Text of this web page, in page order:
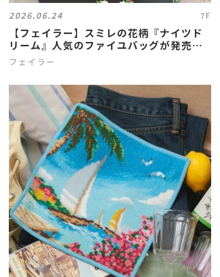
2026.06.24 7F
【フェイラー】スミレの花柄『ナイツド
リーム』人気のファイユバッグが発売さ
れます。
フェイラー